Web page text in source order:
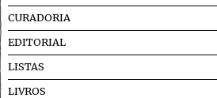
CURADORIA
EDITORIAL
LISTAS
LIVROS